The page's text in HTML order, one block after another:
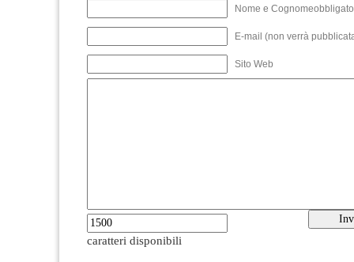
Nome e
E-mail (non verrà
Sito Web
caratteri disponibili